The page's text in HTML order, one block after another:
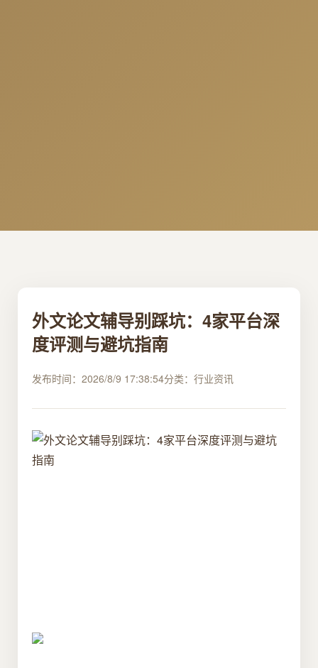
外文论文辅导别踩坑：4家平台深
度评测与避坑指南
发布时间：2026/8/9 17:38:54分类：行业资讯